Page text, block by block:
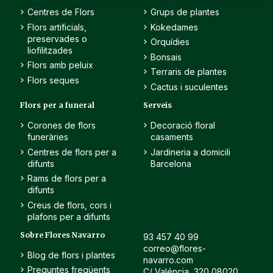
Centres de Flors
Flors artificials,
preservades o
liofilitzades
Flors amb peluix
Flors seques
Grups de plantes
Kokedames
Orquídies
Bonsais
Terraris de plantes
Cactus i suculentes
Flors per a funeral
Corones de flors
funeràries
Centres de flors per a
difunts
Rams de flors per a
difunts
Creus de flors, cors i
plafons per a difunts
Serveis
Decoració floral
casaments
Jardineria a domicili
Barcelona
Sobre Flores Navarro
Blog de flors i plantes
Preguntes freqüents
93 457 40 99
correo@flores-
navarro.com